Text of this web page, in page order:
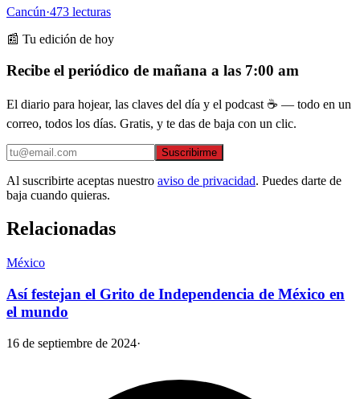
Cancún·473 lecturas
📰 Tu edición de hoy
Recibe el periódico de mañana a las 7:00 am
El diario para hojear, las claves del día y el podcast ☕ — todo en un
correo, todos los días. Gratis, y te das de baja con un clic.
Suscribirme
Al suscribirte aceptas nuestro aviso de privacidad. Puedes darte de
baja cuando quieras.
Relacionadas
México
Así festejan el Grito de Independencia de México en
el mundo
16 de septiembre de 2024·